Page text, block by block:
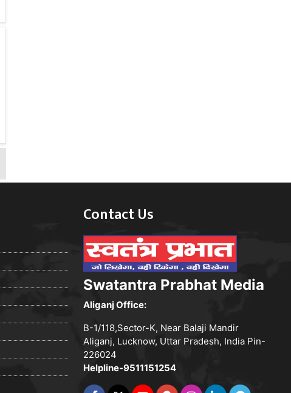
Contact Us
Swatantra Prabhat Media
Aliganj Office:
B-1/118,Sector-K, Near Balaji Mandir
Aliganj, Lucknow, Uttar Pradesh, India Pin-
226024
Helpline-9511151254